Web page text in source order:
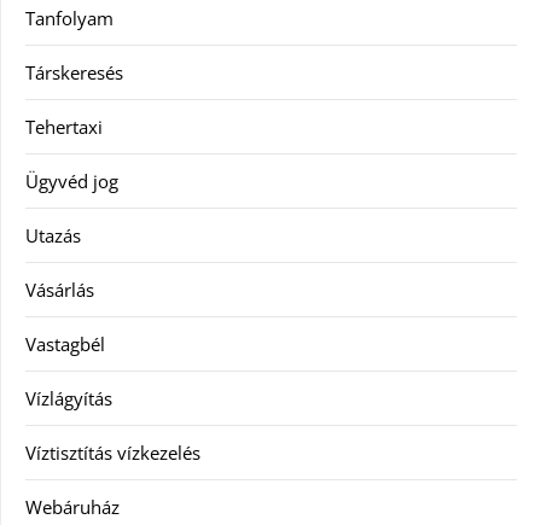
Tanfolyam
Társkeresés
Tehertaxi
Ügyvéd jog
Utazás
Vásárlás
Vastagbél
Vízlágyítás
Víztisztítás vízkezelés
Webáruház